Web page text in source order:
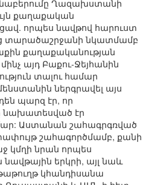
Ղազախստանի
քաղաքական
որպես նավթով հարուստ
տարածաշրջանի նկատմամբ
քաղաքականության
այդ Բաքու-Ջեյհանին
տալու համար
ներգրավել այս
պարզ էր, որ
նախատեսված էր
Աստանան շահագրգռված
շահագործմամբ, քանի
կմղի նրան որպես
երկրի, այլ նաև
կհանդիսանա